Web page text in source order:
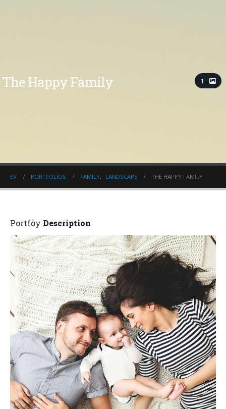
The Happy Family 1
EV PORTFOLIOS FAMILY, LANDSCAPE THE HAPPY FAMILY
Portföy Description